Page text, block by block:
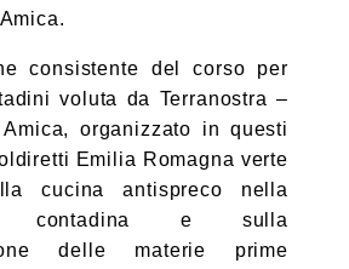
consistente del corso per
voluta da Terranostra –
Amica, organizzato in questi
Emilia Romagna verte
cucina antispreco nella
contadina e sulla
delle materie prime